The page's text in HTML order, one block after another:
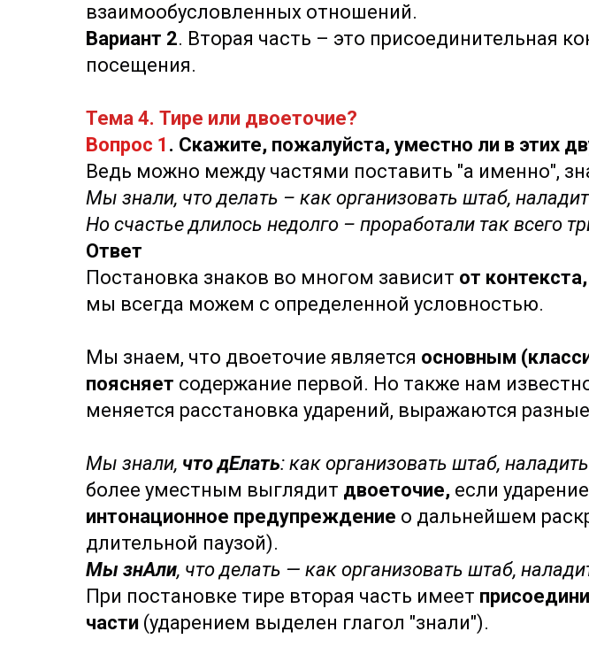
взаимообусловленных отношений.
Вариант 2. Вторая часть – это присоединительная
посещения.
Тема 4. Тире или двоеточие?
Вопрос 1 . Скажите, пожалуйста, уместно ли в этих
Ведь можно между частями поставить "а именно",
Мы знали, что делать – как организовать штаб,
Но счастье длилось недолго – проработали так всего
Ответ
Постановка знаков во многом зависит от контекста,
мы всегда можем с определенной условностью.
Мы знаем, что двоеточие является основным
поясняет содержание первой. Но также нам
меняется расстановка ударений, выражаются
Мы знали, что дЕлать: как организовать штаб,
более уместным выглядит двоеточие, если
интонационное предупреждение о дальнейшем
длительной паузой).
Мы знАли, что делать — как организовать штаб,
При постановке тире вторая часть имеет
части (ударением выделен глагол "знали").